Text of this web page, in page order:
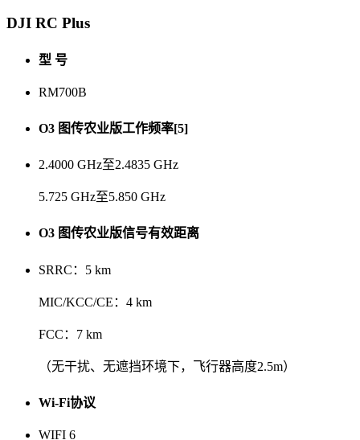
DJI RC Plus
型 号
RM700B
O3 图传农业版工作频率[5]
2.4000 GHz至2.4835 GHz
5.725 GHz至5.850 GHz
O3 图传农业版信号有效距离
SRRC：5 km
MIC/KCC/CE：4 km
FCC：7 km
（无干扰、无遮挡环境下，飞行器高度2.5m）
Wi-Fi协议
WIFI 6